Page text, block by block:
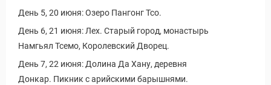
День 5, 20 июня: Озеро Пангонг Тсо.
День 6, 21 июня: Лех. Старый город, монастырь
Намгьял Тсемо, Королевский Дворец.
День 7, 22 июня: Долина Да Хану, деревня
Донкар. Пикник с арийскими барышнями.